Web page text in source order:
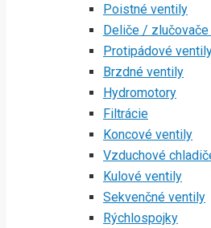
Poistné ventily
Deliče /
Protipádové
Brzdné ventily
Hydromotory
Filtrácie
Koncové ventily
Vzduchové
Kulové ventily
Sekvenčné ventily
Rýchlospojky